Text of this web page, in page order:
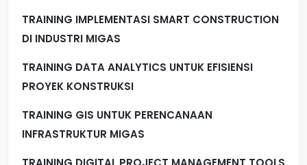
TRAINING IMPLEMENTASI SMART CONSTRUCTION
DI INDUSTRI MIGAS
TRAINING DATA ANALYTICS UNTUK EFISIENSI
PROYEK KONSTRUKSI
TRAINING GIS UNTUK PERENCANAAN
INFRASTRUKTUR MIGAS